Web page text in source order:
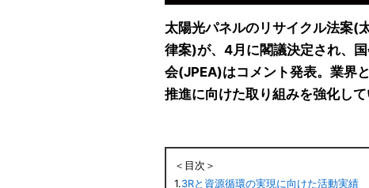
太陽光パネルのリサイクル法案(
律案)が、4月に閣議決定され、
会(JPEA)はコメント発表。業界
推進に向けた取り組みを強化して
＜目次＞
1.3Rと資源循環の実現に向けた活動実績